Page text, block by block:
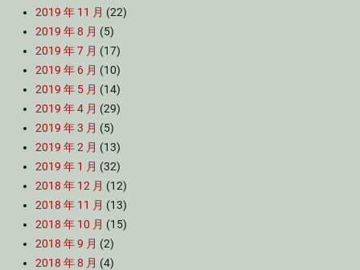
2019 年 11 月 (22)
2019 年 8 月 (5)
2019 年 7 月 (17)
2019 年 6 月 (10)
2019 年 5 月 (14)
2019 年 4 月 (29)
2019 年 3 月 (5)
2019 年 2 月 (13)
2019 年 1 月 (32)
2018 年 12 月 (12)
2018 年 11 月 (13)
2018 年 10 月 (15)
2018 年 9 月 (2)
2018 年 8 月 (4)